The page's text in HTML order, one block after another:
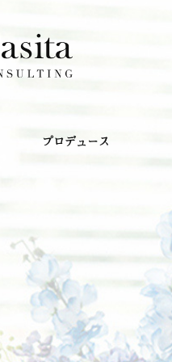
プロデュース